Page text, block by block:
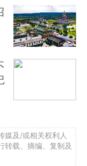
媒及/或相关权利人
转载、摘编、复制及